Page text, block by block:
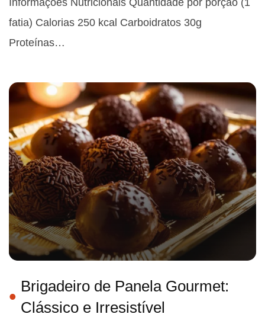
fatia) Calorias 250 kcal Carboidratos 30g
Proteínas…
Brigadeiro de Panela Gourmet:
Clássico e Irresistível